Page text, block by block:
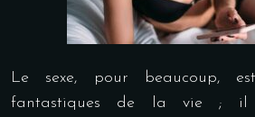
Le sexe, pour beaucoup,
fantastiques de la vie ; il